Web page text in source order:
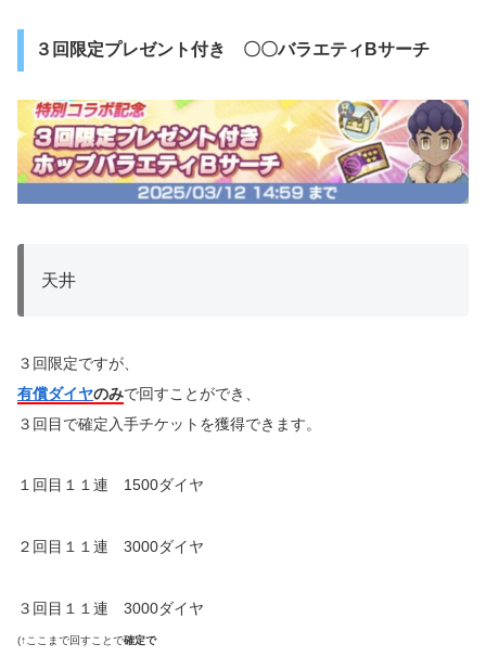
３回限定プレゼント付き 〇〇バラエティBサーチ
天井
３回限定ですが、
有償ダイヤのみで回すことができ、
３回目で確定入手チケットを獲得できます。
１回目 １１連 1500ダイヤ
２回目１１連 3000ダイヤ
３回目１１連 3000ダイヤ
(↑ここまで回すことで確定で